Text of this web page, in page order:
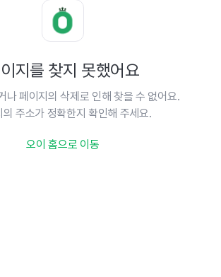
지를 찾지 못했어요
나 페이지의 삭제로 인해 찾을 수 없어요.
의 주소가 정확한지 확인해 주세요.
오이 홈으로 이동